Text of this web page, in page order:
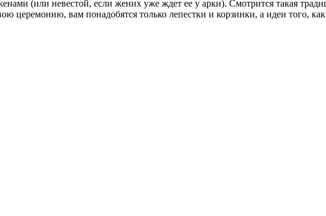
(или невестой, если жених уже ждет ее у арки). Смотрится такая
церемонию, вам понадобятся только лепестки и корзинки, а идеи того,